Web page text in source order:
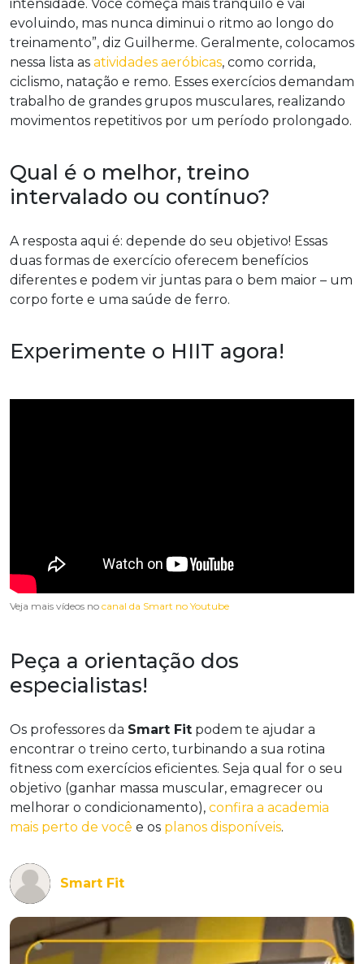
intensidade. Você começa mais tranquilo e vai
evoluindo, mas nunca diminui o ritmo ao longo do
treinamento”, diz Guilherme. Geralmente, colocamos
nessa lista as atividades aeróbicas, como corrida,
ciclismo, natação e remo. Esses exercícios demandam
trabalho de grandes grupos musculares, realizando
movimentos repetitivos por um período prolongado.
Qual é o melhor, treino
intervalado ou contínuo?
A resposta aqui é: depende do seu objetivo! Essas
duas formas de exercício oferecem benefícios
diferentes e podem vir juntas para o bem maior – um
corpo forte e uma saúde de ferro.
Experimente o HIIT agora!
Veja mais vídeos no canal da Smart no Youtube
Peça a orientação dos
especialistas!
Os professores da Smart Fit podem te ajudar a
encontrar o treino certo, turbinando a sua rotina
fitness com exercícios eficientes. Seja qual for o seu
objetivo (ganhar massa muscular, emagrecer ou
melhorar o condicionamento), confira a academia
mais perto de você e os planos disponíveis.
Smart Fit